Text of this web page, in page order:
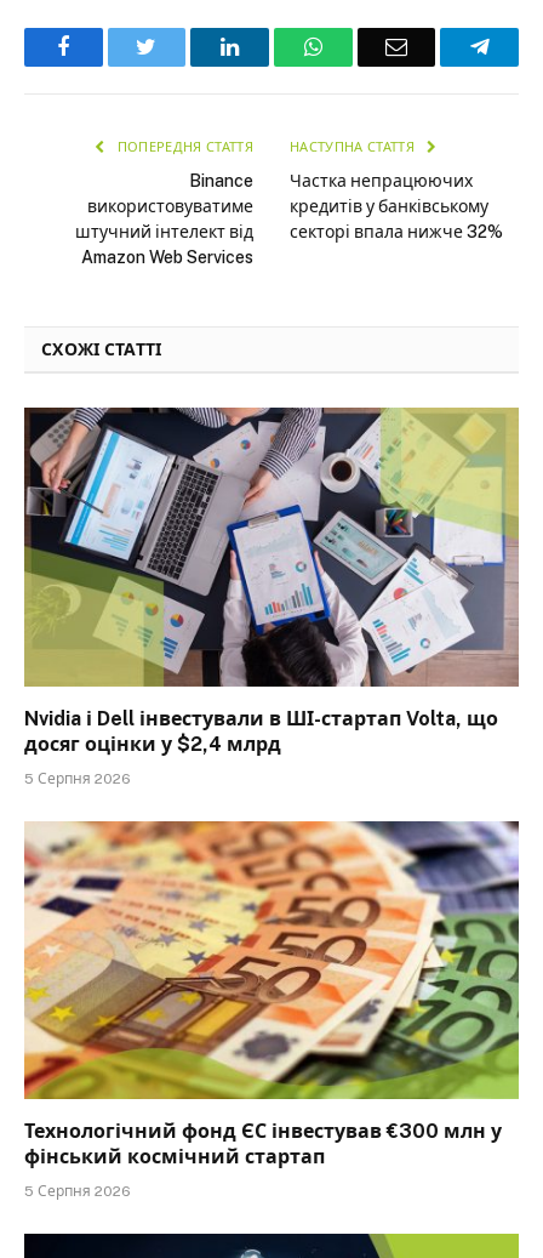
Facebook LinkedInWhatsAppEmail
ПОПЕРЕДНЯ СТАТТЯ
Binance
використовуватиме
штучний інтелект від
Amazon Web Services
НАСТУПНА СТАТТЯ
Частка непрацюючих
кредитів у банківському
секторі впала нижче 32%
СХОЖІ СТАТТІ
Nvidia і Dell інвестували в ШІ-стартап Volta, що
досяг оцінки у $2,4 млрд
5 Серпня 2026
Технологічний фонд ЄС інвестував €300 млн у
фінський космічний стартап
5 Серпня 2026